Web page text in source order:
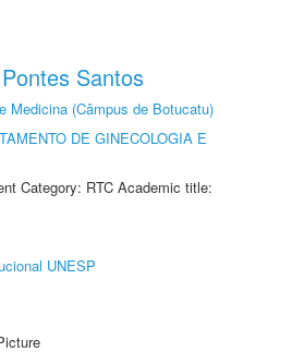
Santos
Medicina (Câmpus de Botucatu)
DE GINECOLOGIA E
Category: RTC Academic title:
UNESP